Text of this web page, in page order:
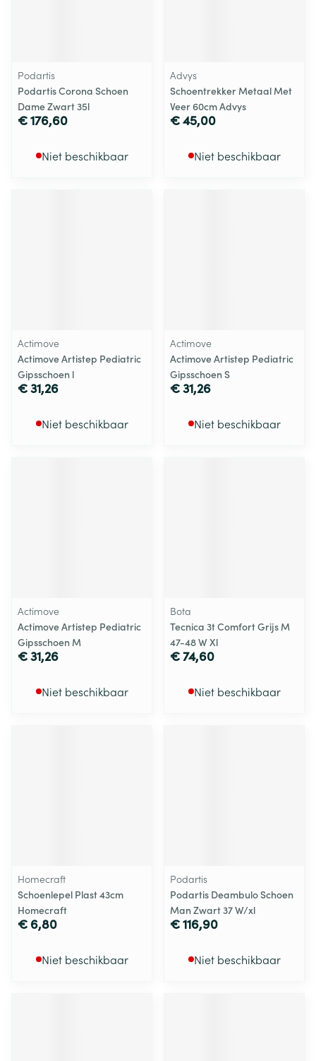
Podartis
Podartis Corona Schoen
Dame Zwart 35l
€ 176,60
Niet beschikbaar
Advys
Schoentrekker Metaal Met
Veer 60cm Advys
€ 45,00
Niet beschikbaar
Actimove
Actimove Artistep Pediatric
Gipsschoen l
€ 31,26
Niet beschikbaar
Actimove
Actimove Artistep Pediatric
Gipsschoen S
€ 31,26
Niet beschikbaar
Actimove
Actimove Artistep Pediatric
Gipsschoen M
€ 31,26
Niet beschikbaar
Bota
Tecnica 3t Comfort Grijs M
47-48 W Xl
€ 74,60
Niet beschikbaar
Homecraft
Schoenlepel Plast 43cm
Homecraft
€ 6,80
Niet beschikbaar
Podartis
Podartis Deambulo Schoen
Man Zwart 37 W/xl
€ 116,90
Niet beschikbaar